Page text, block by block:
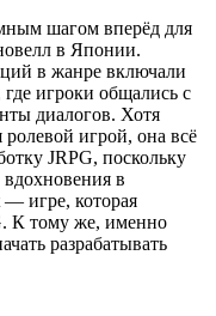
шагом вперёд для
в Японии.
в жанре включали
игроки общались с
диалогов. Хотя
ролевой игрой, она всё
JRPG, поскольку
в
игре, которая
К тому же, именно
разрабатывать